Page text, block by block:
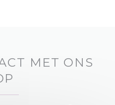
MET ONS